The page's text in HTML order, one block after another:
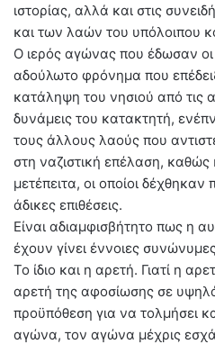
ιστορίας, αλλά και στις
και των λαών του υπόλοιπου
Ο ιερός αγώνας που έδωσαν οι
αδούλωτο φρόνημα που
κατάληψη του νησιού από τις
δυνάμεις του κατακτητή,
τους άλλους λαούς που
στη ναζιστική επέλαση,
μετέπειτα, οι οποίοι
άδικες επιθέσεις.
Είναι αδιαμφισβήτητο πως η
έχουν γίνει έννοιες
Το ίδιο και η αρετή. Γιατί η
αρετή της αφοσίωσης σε
προϋπόθεση για να τολμήσει
αγώνα, τον αγώνα μέχρις